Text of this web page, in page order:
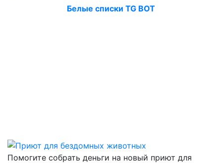
Белые списки TG BOT
Помогите собрать деньги на новый приют для